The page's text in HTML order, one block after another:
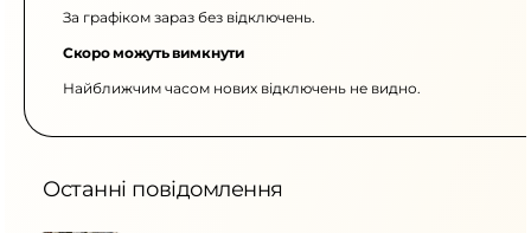
За графіком зараз без відключень.
Скоро можуть вимкнути
Найближчим часом нових відключень не видно.
Останні повідомлення